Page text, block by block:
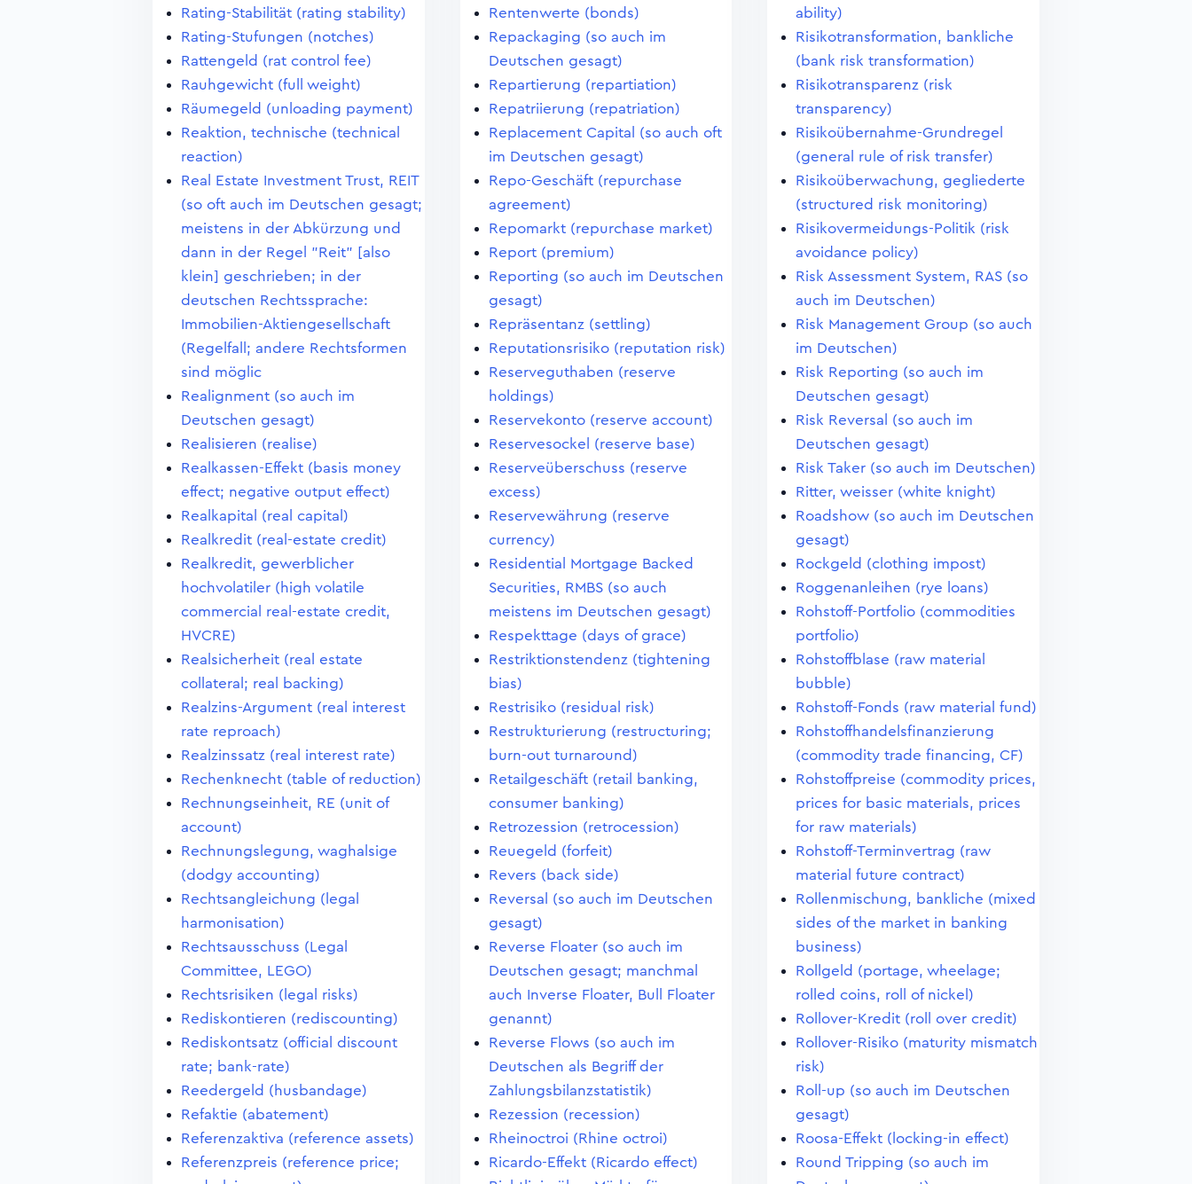
Rating-Stabilität (rating stability)
Rating-Stufungen (notches)
Rattengeld (rat control fee)
Rauhgewicht (full weight)
Räumegeld (unloading payment)
Reaktion, technische (technical
reaction)
Real Estate Investment Trust, REIT
(so oft auch im Deutschen gesagt;
meistens in der Abkürzung und
dann in der Regel "Reit" [also
klein] geschrieben; in der
deutschen Rechtssprache:
Immobilien-Aktiengesellschaft
(Regelfall; andere Rechtsformen
sind möglic
Realignment (so auch im
Deutschen gesagt)
Realisieren (realise)
Realkassen-Effekt (basis money
effect; negative output effect)
Realkapital (real capital)
Realkredit (real-estate credit)
Realkredit, gewerblicher
hochvolatiler (high volatile
commercial real-estate credit,
HVCRE)
Realsicherheit (real estate
collateral; real backing)
Realzins-Argument (real interest
rate reproach)
Realzinssatz (real interest rate)
Rechenknecht (table of reduction)
Rechnungseinheit, RE (unit of
account)
Rechnungslegung, waghalsige
(dodgy accounting)
Rechtsangleichung (legal
harmonisation)
Rechtsausschuss (Legal
Committee, LEGO)
Rechtsrisiken (legal risks)
Rediskontieren (rediscounting)
Rediskontsatz (official discount
rate; bank-rate)
Reedergeld (husbandage)
Refaktie (abatement)
Referenzaktiva (reference assets)
Referenzpreis (reference price;
Rentenwerte (bonds)
Repackaging (so auch im
Deutschen gesagt)
Repartierung (repartiation)
Repatriierung (repatriation)
Replacement Capital (so auch oft
im Deutschen gesagt)
Repo-Geschäft (repurchase
agreement)
Repomarkt (repurchase market)
Report (premium)
Reporting (so auch im Deutschen
gesagt)
Repräsentanz (settling)
Reputationsrisiko (reputation risk)
Reserveguthaben (reserve
holdings)
Reservekonto (reserve account)
Reservesockel (reserve base)
Reserveüberschuss (reserve
excess)
Reservewährung (reserve
currency)
Residential Mortgage Backed
Securities, RMBS (so auch
meistens im Deutschen gesagt)
Respekttage (days of grace)
Restriktionstendenz (tightening
bias)
Restrisiko (residual risk)
Restrukturierung (restructuring;
burn-out turnaround)
Retailgeschäft (retail banking,
consumer banking)
Retrozession (retrocession)
Reuegeld (forfeit)
Revers (back side)
Reversal (so auch im Deutschen
gesagt)
Reverse Floater (so auch im
Deutschen gesagt; manchmal
auch Inverse Floater, Bull Floater
genannt)
Reverse Flows (so auch im
Deutschen als Begriff der
Zahlungsbilanzstatistik)
Rezession (recession)
Rheinoctroi (Rhine octroi)
Ricardo-Effekt (Ricardo effect)
ability)
Risikotransformation, bankliche
(bank risk transformation)
Risikotransparenz (risk
transparency)
Risikoübernahme-Grundregel
(general rule of risk transfer)
Risikoüberwachung, gegliederte
(structured risk monitoring)
Risikovermeidungs-Politik (risk
avoidance policy)
Risk Assessment System, RAS (so
auch im Deutschen)
Risk Management Group (so auch
im Deutschen)
Risk Reporting (so auch im
Deutschen gesagt)
Risk Reversal (so auch im
Deutschen gesagt)
Risk Taker (so auch im Deutschen)
Ritter, weisser (white knight)
Roadshow (so auch im Deutschen
gesagt)
Rockgeld (clothing impost)
Roggenanleihen (rye loans)
Rohstoff-Portfolio (commodities
portfolio)
Rohstoffblase (raw material
bubble)
Rohstoff-Fonds (raw material fund)
Rohstoffhandelsfinanzierung
(commodity trade financing, CF)
Rohstoffpreise (commodity prices,
prices for basic materials, prices
for raw materials)
Rohstoff-Terminvertrag (raw
material future contract)
Rollenmischung, bankliche (mixed
sides of the market in banking
business)
Rollgeld (portage, wheelage;
rolled coins, roll of nickel)
Rollover-Kredit (roll over credit)
Rollover-Risiko (maturity mismatch
risk)
Roll-up (so auch im Deutschen
gesagt)
Roosa-Effekt (locking-in effect)
Round Tripping (so auch im